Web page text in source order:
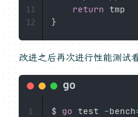
return
}
11
12
改进之后再次进行性能测试
$ go test -bench
1